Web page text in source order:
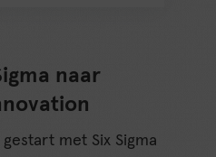
naar
gestart met Six Sigma